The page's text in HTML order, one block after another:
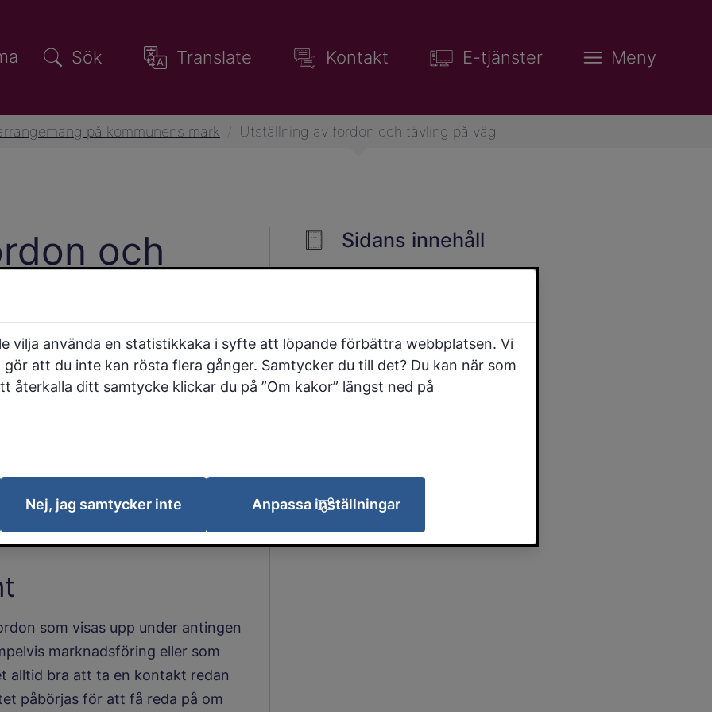
Sök Translate Kontakt E-tjänster Meny
på kommunens mark Utställning av fordon och tävling på väg
och
till exempel
där motorfordon
kan också arrangeras.
krävs tillstånd som
eller hos
typ av arrangemang som
som visas upp under antingen
marknadsföring eller som
alltid bra att ta en kontakt redan
påbörjas för att få reda på om
Sidans innehåll
vilja använda en statistikkaka i syfte att löpande förbättra webbplatsen. Vi
att du inte kan rösta flera gånger. Samtycker du till det? Du kan när som
återkalla ditt samtycke klickar du på ”Om kakor” längst ned på
Nej, jag samtycker inte Anpassa inställningar